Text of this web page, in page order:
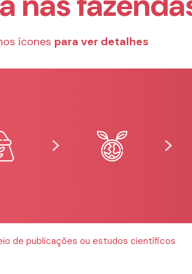
ícones para ver detalhes
de publicações ou estudos científicos